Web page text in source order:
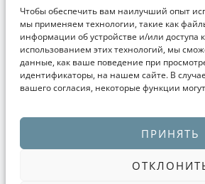
Чтобы обеспечить вам наилучший опыт
мы применяем технологии, такие как
информации об устройстве и/или доступа
использованием этих технологий, мы
данные, как ваше поведение при
идентификаторы, на нашем сайте. В
вашего согласия, некоторые функции
ПРИНЯТЬ
Email рассылка